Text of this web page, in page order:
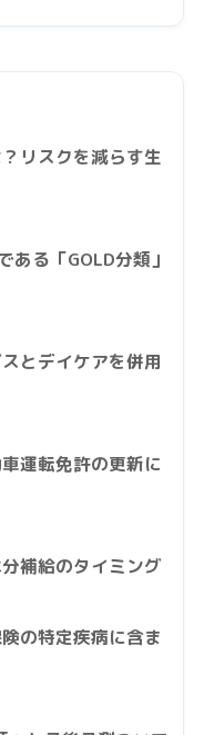
リスクを減らす生
ある「GOLD分類」
とデイケアを併用
運転免許の更新に
補給のタイミング
の特定疾病に含ま